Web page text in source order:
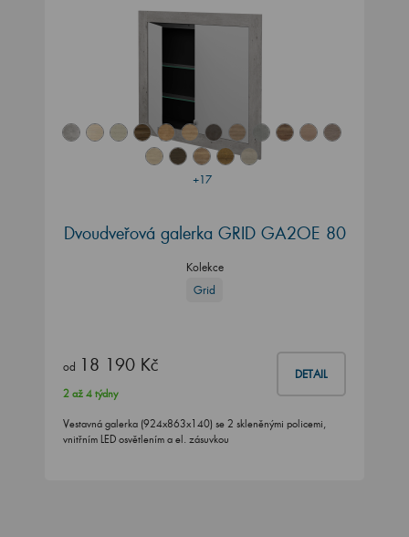
+17
Dvoudveřová galerka GRID GA2OE 80
Kolekce
Grid
od 18 190 Kč DETAIL
2 až 4 týdny
Vestavná galerka (924x863x140) se 2 skleněnými policemi,
vnitřním LED osvětlením a el. zásuvkou